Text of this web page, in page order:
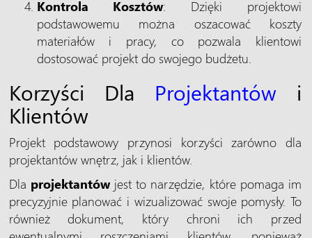
Kontrola Kosztów: Dzięki projektowi
podstawowemu można oszacować koszty
materiałów i pracy, co pozwala klientowi
dostosować projekt do swojego budżetu.
Korzyści Dla Projektantówi
Klientów
Projekt podstawowy przynosi korzyści zarówno dla
projektantów wnętrz, jak i klientów.
Dla projektantówjest to narzędzie, które pomaga im
precyzyjnie planować i wizualizować swoje pomysły. To
również dokument, który chroni ich przed